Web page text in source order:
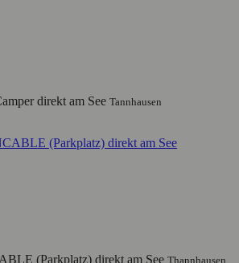
direkt am See Tannhausen
(Parkplatz) direkt am See Thannhausen